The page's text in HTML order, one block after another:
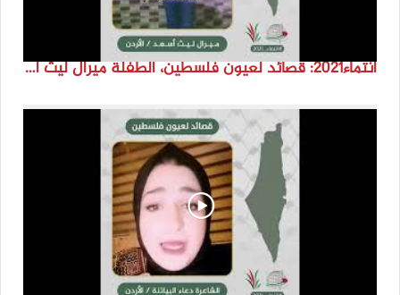
انتماء2021: قصائد لعيون فلسطين، الطفلة ميرال ليث اسعد، الاردن